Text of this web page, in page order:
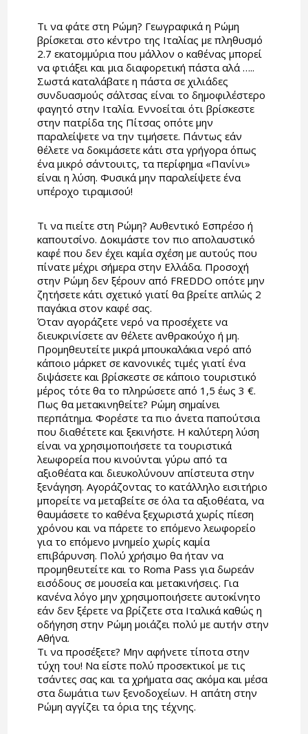
Τι να φάτε στη Ρώμη? Γεωγραφικά η Ρώμη
βρίσκεται στο κέντρο της Ιταλίας με πληθυσμό
2.7 εκατομμύρια που μάλλον ο καθένας μπορεί
να φτιάξει και μια διαφορετική πάστα αλά …..
Σωστά καταλάβατε η πάστα σε χιλιάδες
συνδυασμούς σάλτσας είναι το δημοφιλέστερο
φαγητό στην Ιταλία. Εννοείται ότι βρίσκεστε
στην πατρίδα της Πίτσας οπότε μην
παραλείψετε να την τιμήσετε. Πάντως εάν
θέλετε να δοκιμάσετε κάτι στα γρήγορα όπως
ένα μικρό σάντουιτς, τα περίφημα «Πανίνι»
είναι η λύση. Φυσικά μην παραλείψετε ένα
υπέροχο τιραμισού!
Τι να πιείτε στη Ρώμη? Αυθεντικό Εσπρέσο ή
καπουτσίνο. Δοκιμάστε τον πιο απολαυστικό
καφέ που δεν έχει καμία σχέση με αυτούς που
πίνατε μέχρι σήμερα στην Ελλάδα. Προσοχή
στην Ρώμη δεν ξέρουν από FREDDO οπότε μην
ζητήσετε κάτι σχετικό γιατί θα βρείτε απλώς 2
παγάκια στον καφέ σας.
Όταν αγοράζετε νερό να προσέχετε να
διευκρινίσετε αν θέλετε ανθρακούχο ή μη.
Προμηθευτείτε μικρά μπουκαλάκια νερό από
κάποιο μάρκετ σε κανονικές τιμές γιατί ένα
διψάσετε και βρίσκεστε σε κάποιο τουριστικό
μέρος τότε θα το πληρώσετε από 1,5 έως 3 €.
Πως θα μετακινηθείτε? Ρώμη σημαίνει
περπάτημα. Φορέστε τα πιο άνετα παπούτσια
που διαθέτετε και ξεκινήστε. Η καλύτερη λύση
είναι να χρησιμοποιήσετε τα τουριστικά
λεωφορεία που κινούνται γύρω από τα
αξιοθέατα και διευκολύνουν απίστευτα στην
ξενάγηση. Αγοράζοντας το κατάλληλο εισιτήριο
μπορείτε να μεταβείτε σε όλα τα αξιοθέατα, να
θαυμάσετε το καθένα ξεχωριστά χωρίς πίεση
χρόνου και να πάρετε το επόμενο λεωφορείο
για το επόμενο μνημείο χωρίς καμία
επιβάρυνση. Πολύ χρήσιμο θα ήταν να
προμηθευτείτε και το Roma Pass για δωρεάν
εισόδους σε μουσεία και μετακινήσεις. Για
κανένα λόγο μην χρησιμοποιήσετε αυτοκίνητο
εάν δεν ξέρετε να βρίζετε στα Ιταλικά καθώς η
οδήγηση στην Ρώμη μοιάζει πολύ με αυτήν στην
Αθήνα.
Τι να προσέξετε? Μην αφήνετε τίποτα στην
τύχη του! Να είστε πολύ προσεκτικοί με τις
τσάντες σας και τα χρήματα σας ακόμα και μέσα
στα δωμάτια των ξενοδοχείων. Η απάτη στην
Ρώμη αγγίζει τα όρια της τέχνης.